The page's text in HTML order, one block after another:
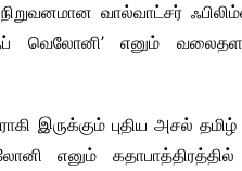
NEWS
வால்வாட்சர்
வெலோனி’ எனும்
இருக்கும் புதிய அசல்
எனும் கதாபாத்திரத்தில்